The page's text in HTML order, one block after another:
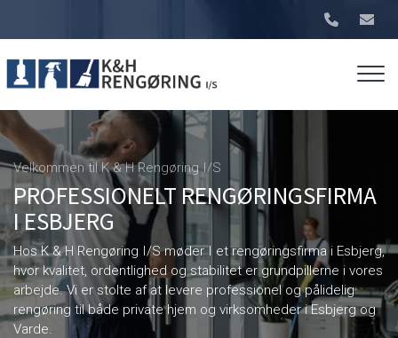
Velkommen til K & H Rengøring I/S
PROFESSIONELT RENGØRINGSFIRMA
I ESBJERG
Hos K & H Rengøring I/S møder I et rengøringsfirma i Esbjerg,
hvor kvalitet, ordentlighed og stabilitet er grundpillerne i vores
arbejde. Vi er stolte af at levere professionel og pålidelig
rengøring til både private hjem og virksomheder i Esbjerg og
Varde.